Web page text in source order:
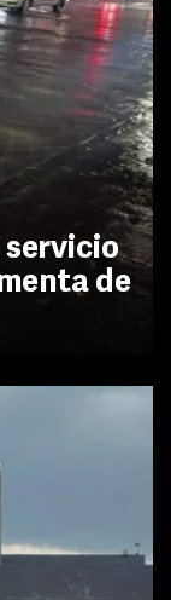
servicio
de